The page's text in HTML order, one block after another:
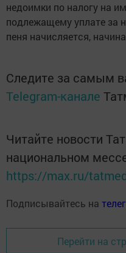
недоимки по налогу на
подлежащему уплате за
пеня начисляется,
Следите за самым
Telegram-канале
Читайте новости
национальном
https://max.ru/
Подписывайтесь на
Перейти на